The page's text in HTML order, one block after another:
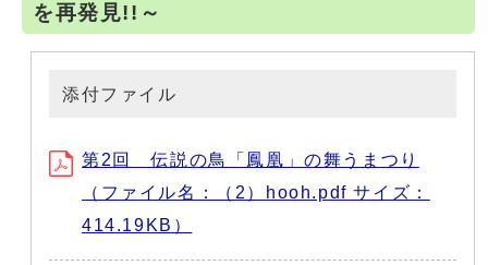
を再発見!!～
添付ファイル
第2回 伝説の鳥「鳳凰」の舞うまつり
（ファイル名：（2）hooh.pdf サイズ：
414.19KB）